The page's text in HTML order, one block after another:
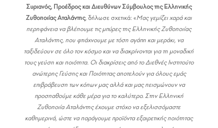
Συριανός, Προέδρος και Διευθύνων Σύμβουλος της Ελληνικής
Ζυθοποιίας Αταλάντης, δήλωσε σχετικά: «Μας γεμίζει χαρά και
περηφάνεια να βλέπουμε τις μπύρες της Ελληνικής Ζυθοποιίας
Αταλάντης, που φτιάχνουμε με τόση αγάπη και μεράκι, να
ταξιδεύουν σε όλο τον κόσμο και να διακρίνονται για τη μοναδική
τους γεύση και ποιότητα. Οι διακρίσεις από το Διεθνές Ινστιτούτο
ανώτερης Γεύσης και Ποιότητας αποτελούν για όλους εμάς
επιβράβευση των κόπων μας αλλά και μας πεισμώνουν να
προσπαθούμε κάθε μέρα για το καλύτερο. Στην Ελληνική
Ζυθοποιία Αταλάντης έχουμε στόχο να εξελισσόμαστε
καθημερινά, ώστε να παράγουμε προϊόντα εξαιρετικής ποιότητας